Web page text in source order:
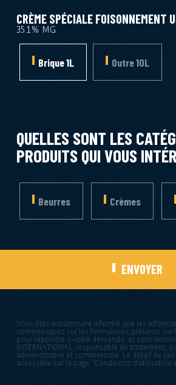
Brique 1L Outre 10L
CRÈME SPÉCIALE FOISONNEMENT
35.1% MG
QUELLES SONT LES
PRODUITS QUI VOUS
Beurres Crèmes
ENVOYER
Vous êtes notamment informé que les
communiquez sur les formulaires présents sur
pour répondre à votre demande, et sont
INTERNATIONAL, responsable du traitement,
administrative et commerciale. Le détail de
accessible sur la page "Conditions d'utilisation